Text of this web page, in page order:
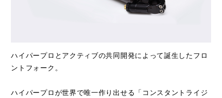
ハイパープロとアクティブの共同開発によって誕生したフロ
ントフォーク。
ハイパープロが世界で唯一作り出せる「コンスタントライジ